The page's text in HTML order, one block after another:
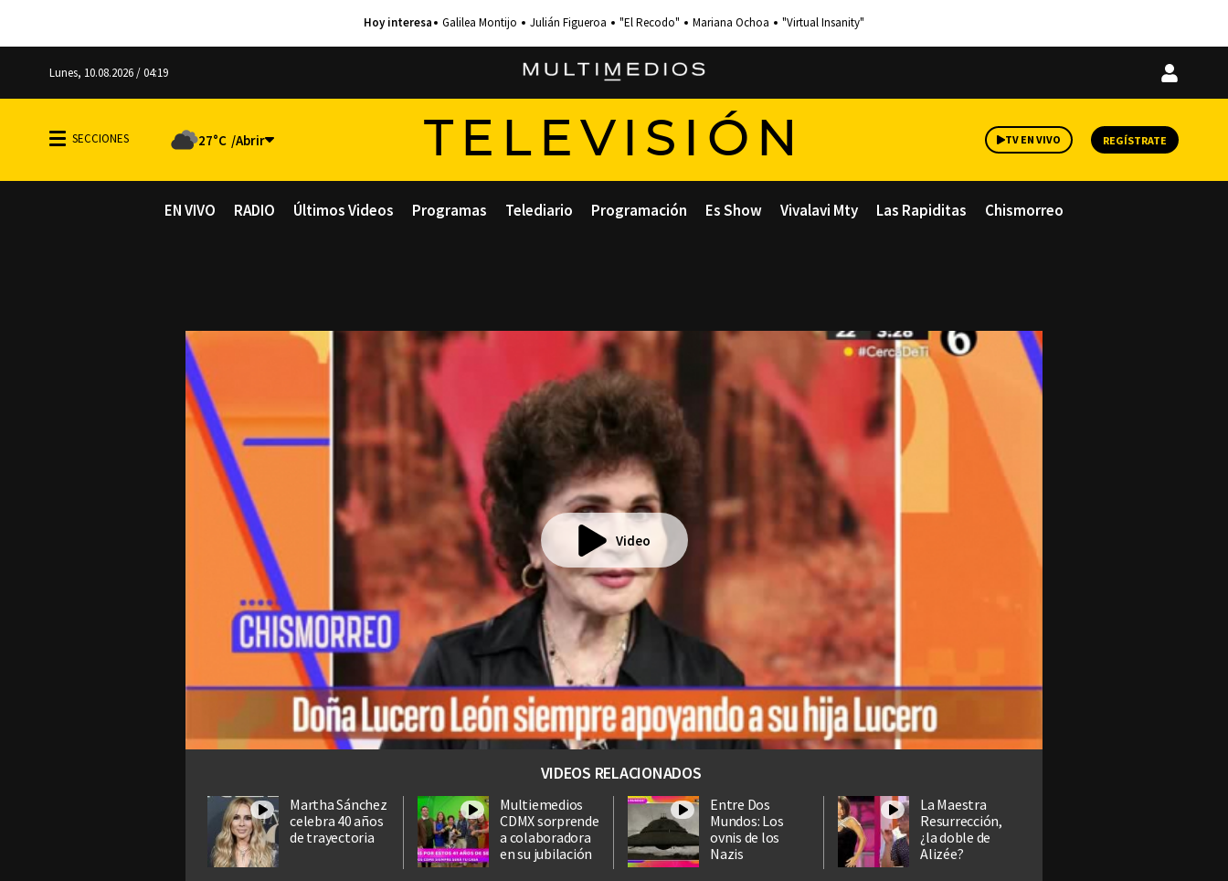
Galilea Montijo Julián Figueroa "El Recodo" Mariana Ochoa "Virtual Insanity"
Lunes, 10.08.2026 / 04:19
Iniciar
27°C TELEVISIÓN TV EN VIVO REGÍSTRATE
EN VIVO RADIO Últimos Videos Programas Telediario Programación Es Show Vivalavi Mty Las Rapiditas Chismorreo
Video
VIDEOS RELACIONADOS
Martha Sánchez
celebra 40 años
de trayectoria
Multiemedios
CDMX sorprende
a colaboradora
en su jubilación
Entre Dos
Mundos: Los
ovnis de los
Nazis
La Maestra
Resurrección,
¿la doble de
Alizée?